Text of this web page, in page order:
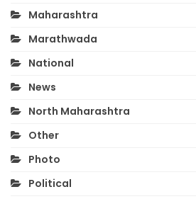
Maharashtra
Marathwada
National
News
North Maharashtra
Other
Photo
Political